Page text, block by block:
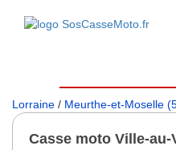
Lorraine / Meurthe-et-Moselle
Casse moto Ville-au-